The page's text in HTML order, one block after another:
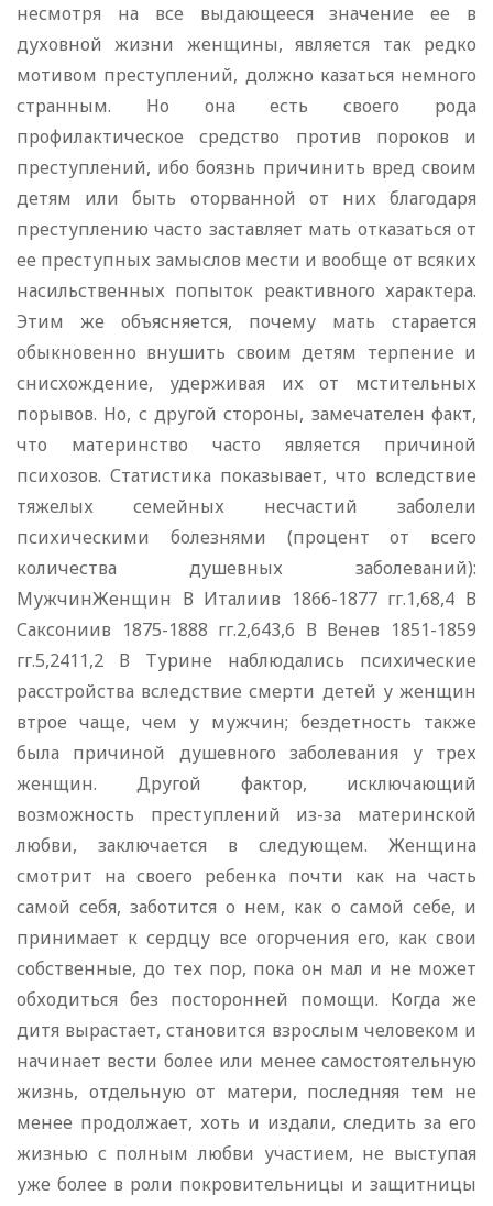
несмотря на все выдающееся значение ее в
духовной жизни женщины, является так редко
мотивом преступлений, должно казаться немного
странным. Но она есть своего рода
профилактическое средство против пороков и
преступлений, ибо боязнь причинить вред своим
детям или быть оторванной от них благодаря
преступлению часто заставляет мать отказаться от
ее преступных замыслов мести и вообще от всяких
насильственных попыток реактивного характера.
Этим же объясняется, почему мать старается
обыкновенно внушить своим детям терпение и
снисхождение, удерживая их от мстительных
порывов. Но, с другой стороны, замечателен факт,
что материнство часто является причиной
психозов. Статистика показывает, что вследствие
тяжелых семейных несчастий заболели
психическими болезнями (процент от всего
количества душевных заболеваний):
МужчинЖенщин В Италиив 1866-1877 гг.1,68,4 В
Саксониив 1875-1888 гг.2,643,6 В Венев 1851-1859
гг.5,2411,2 В Турине наблюдались психические
расстройства вследствие смерти детей у женщин
втрое чаще, чем у мужчин; бездетность также
была причиной душевного заболевания у трех
женщин. Другой фактор, исключающий
возможность преступлений из-за материнской
любви, заключается в следующем. Женщина
смотрит на своего ребенка почти как на часть
самой себя, заботится о нем, как о самой себе, и
принимает к сердцу все огорчения его, как свои
собственные, до тех пор, пока он мал и не может
обходиться без посторонней помощи. Когда же
дитя вырастает, становится взрослым человеком и
начинает вести более или менее самостоятельную
жизнь, отдельную от матери, последняя тем не
менее продолжает, хоть и издали, следить за его
жизнью с полным любви участием, не выступая
уже более в роли покровительницы и защитницы